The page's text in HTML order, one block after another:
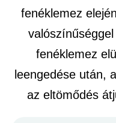
fenéklemez
fenéklemez
leengedése után,
az eltömődés